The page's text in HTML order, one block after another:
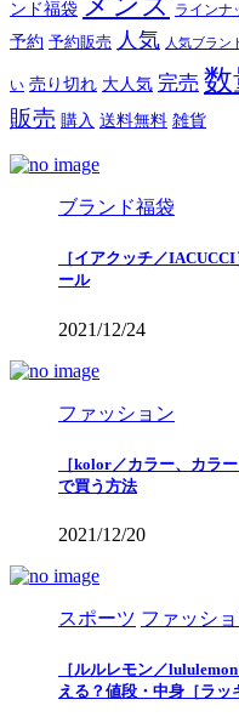
ンド福袋
ラインナ
予約 予約販売 人気 人気ブラン
い 売り切れ 大人気 完売 数
販売 購入 送料無料 雑貨
ブランド福袋
［イアクッチ／
ール
2021/12/24
ファッション
［kolor／カラー、カラ
で買う方法
2021/12/20
スポーツ ファッシ
［ルルレモン／
える？値段・中身［ラッ